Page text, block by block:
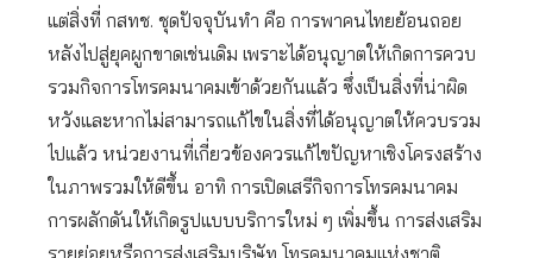
แต่สิ่งที่ กสทช. ชุดปัจจุบันทำ คือ การพาคนไทยย้อนถอย
หลังไปสู่ยุคผูกขาดเช่นเดิม เพราะได้อนุญาตให้เกิดการควบ
รวมกิจการโทรคมนาคมเข้าด้วยกันแล้ว ซึ่งเป็นสิ่งที่น่าผิด
หวังและหากไม่สามารถแก้ไขในสิ่งที่ได้อนุญาตให้ควบรวม
ไปแล้ว หน่วยงานที่เกี่ยวข้องควรแก้ไขปัญหาเชิงโครงสร้าง
ในภาพรวมให้ดีขึ้น อาทิ การเปิดเสรีกิจการโทรคมนาคม
การผลักดันให้เกิดรูปแบบบริการใหม่ ๆ เพิ่มขึ้น การส่งเสริม
รายย่อยหรือการส่งเสริมบริษัท โทรคมนาคมแห่งชาติ